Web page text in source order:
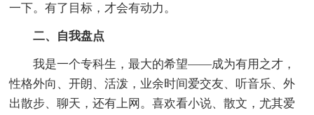
一下。有了目标，才会有动力。
二、自我盘点
我是一个专科生，最大的希望——成为有用之才，
性格外向、开朗、活泼，业余时间爱交友、听音乐、外
出散步、聊天，还有上网。喜欢看小说、散文，尤其爱